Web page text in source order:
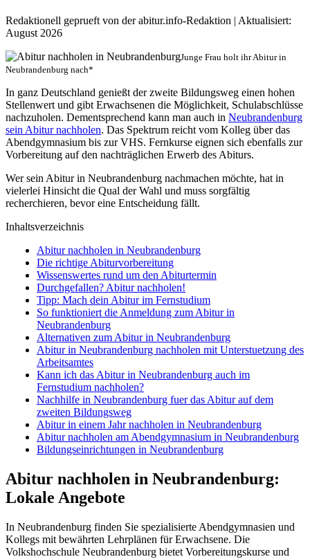
Redaktionell geprueft von der abitur.info-Redaktion | Aktualisiert:
August 2026
Junge Frau holt ihr Abitur in
Neubrandenburg nach*
In ganz Deutschland genießt der zweite Bildungsweg einen hohen
Stellenwert und gibt Erwachsenen die Möglichkeit, Schulabschlüsse
nachzuholen. Dementsprechend kann man auch in Neubrandenburg
sein Abitur nachholen. Das Spektrum reicht vom Kolleg über das
Abendgymnasium bis zur VHS. Fernkurse eignen sich ebenfalls zur
Vorbereitung auf den nachträglichen Erwerb des Abiturs.
Wer sein Abitur in Neubrandenburg nachmachen möchte, hat in
vielerlei Hinsicht die Qual der Wahl und muss sorgfältig
recherchieren, bevor eine Entscheidung fällt.
Inhaltsverzeichnis
Abitur nachholen in Neubrandenburg
Die richtige Abiturvorbereitung
Wissenswertes rund um den Abiturtermin
Durchgefallen? Abitur nachholen!
Tipp: Mach dein Abitur im Fernstudium
So funktioniert die Anmeldung zum Abitur in
Neubrandenburg
Alternativen zum Abitur in Neubrandenburg
Abitur in Neubrandenburg nachholen mit Unterstuetzung des
Arbeitsamtes
Kann ich das Abitur in Neubrandenburg auch im
Fernstudium nachholen?
Nachhilfe in Neubrandenburg fuer das Abitur auf dem
zweiten Bildungsweg
Abitur in einem Jahr nachholen in Neubrandenburg
Abitur nachholen am Abendgymnasium in Neubrandenburg
Bildungseinrichtungen in Neubrandenburg
Abitur nachholen in Neubrandenburg:
Lokale Angebote
In Neubrandenburg finden Sie spezialisierte Abendgymnasien und
Kollegs mit bewährten Lehrplänen für Erwachsene. Die
Volkshochschule Neubrandenburg bietet Vorbereitungskurse und